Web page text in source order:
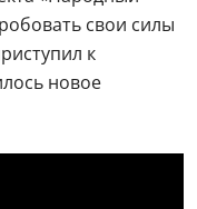
свои силы
к
новое